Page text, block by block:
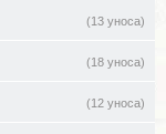
(13 уноса)
(18 уноса)
(12 уноса)